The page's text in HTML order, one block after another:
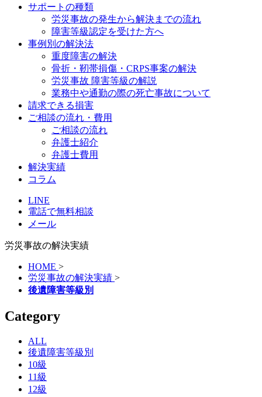
サポートの種類
労災事故の発生から解決までの流れ
障害等級認定を受けた方へ
事例別の解決法
重度障害の解決
骨折・靭帯損傷・CRPS事案の解決
労災事故 障害等級の解説
業務中や通勤の際の死亡事故について
請求できる損害
ご相談の流れ・費用
ご相談の流れ
弁護士紹介
弁護士費用
解決実績
コラム
LINE
電話で無料相談
メール
労災事故の解決実績
HOME >
労災事故の解決実績 >
後遺障害等級別
Category
ALL
後遺障害等級別
10級
11級
12級